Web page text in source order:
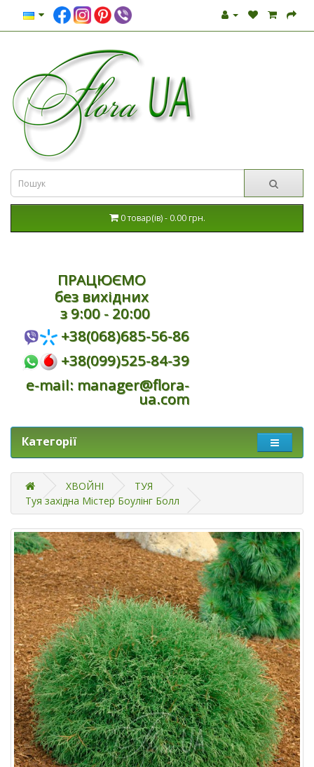
0 товар(ів) - 0.00 грн.
ПРАЦЮЄМО
без вихідних
з 9:00 - 20:00
+38(068)685-56-86
+38(099)525-84-39
e-mail: manager@flora-
ua.com
Категорії
ХВОЙНІ
ТУЯ
Туя західна Містер Боулінг Болл